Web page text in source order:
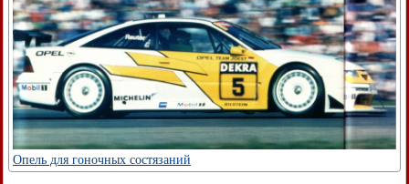
Опель для гоночных состязаний